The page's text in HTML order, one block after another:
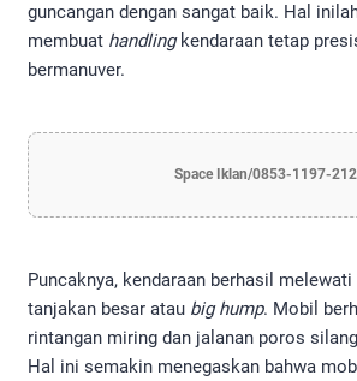
guncangan dengan sangat baik. Hal
membuat handling kendaraan tetap
bermanuver.
Space Iklan/0853-1197-
Puncaknya, kendaraan berhasil
tanjakan besar atau big hump. Mobil
rintangan miring dan jalanan poros
Hal ini semakin menegaskan bahwa